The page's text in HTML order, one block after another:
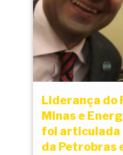
Liderança do
Minas e
foi articulada
da Petrobras